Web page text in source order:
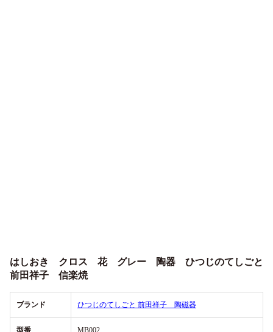
はしおき クロス 花 グレー 陶器 ひつじのてしごと
前田祥子 信楽焼
ブランド ひつじのてしごと 前田祥子 陶磁器
型番 MB002